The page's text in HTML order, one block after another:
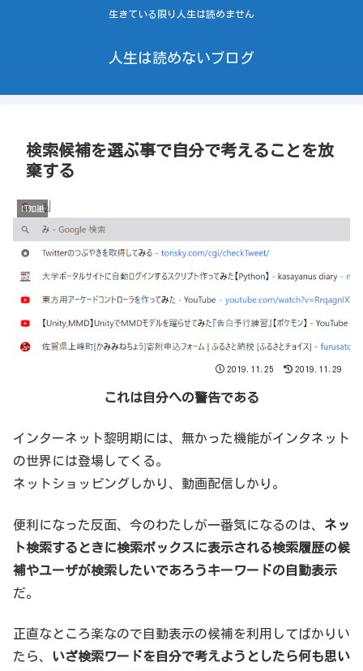
生きている限り人生は読めません
人生は読めないブログ
検索候補を選ぶ事で自分で考えることを放
棄する
IT知識
2019.11.25 2019.11.29
これは自分への警告である
インターネット黎明期には、無かった機能がインタネット
の世界には登場してくる。
ネットショッピングしかり、動画配信しかり。
便利になった反面、今のわたしが一番気になるのは、 ネッ
ト検索するときに検索ボックスに表示される検索履歴の候
補やユーザが検索したいであろうキーワードの自動表示
だ。
正直なところ楽なので自動表示の候補を利用してばかりい
たら、
いざ検索ワードを自分で考えようとしたら何も思い